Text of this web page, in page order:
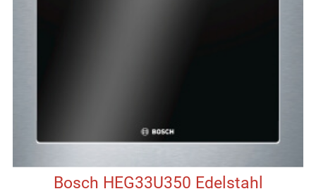
Bosch HEG33U350 Edelstahl